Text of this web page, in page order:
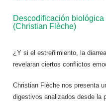
Descodificación
(Christian Flèche)
¿Y si el estreñimiento, la
revelaran ciertos conflictos
Christian Flèche nos presenta
digestivos analizados desde la